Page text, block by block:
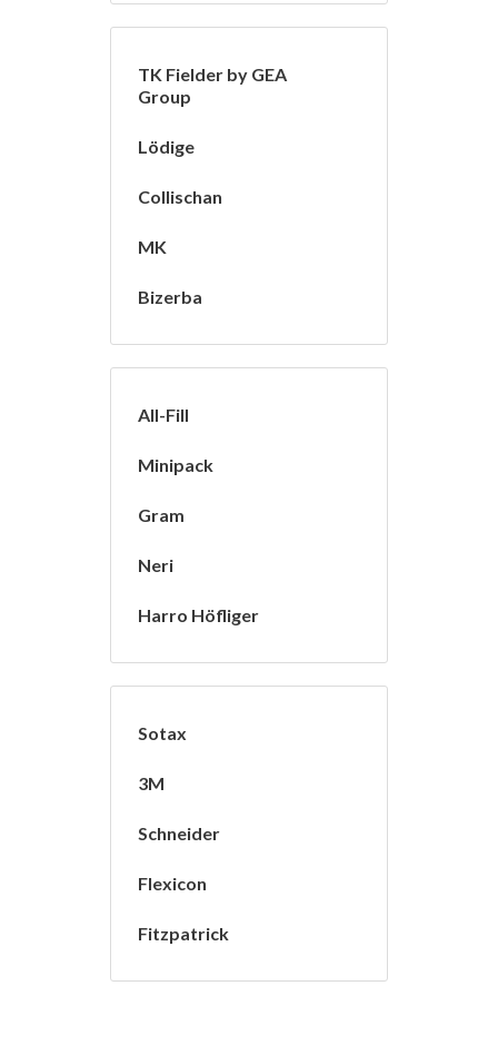
TK Fielder by GEA
Group
Lödige
Collischan
MK
Bizerba
All-Fill
Minipack
Gram
Neri
Harro Höfliger
Sotax
3M
Schneider
Flexicon
Fitzpatrick